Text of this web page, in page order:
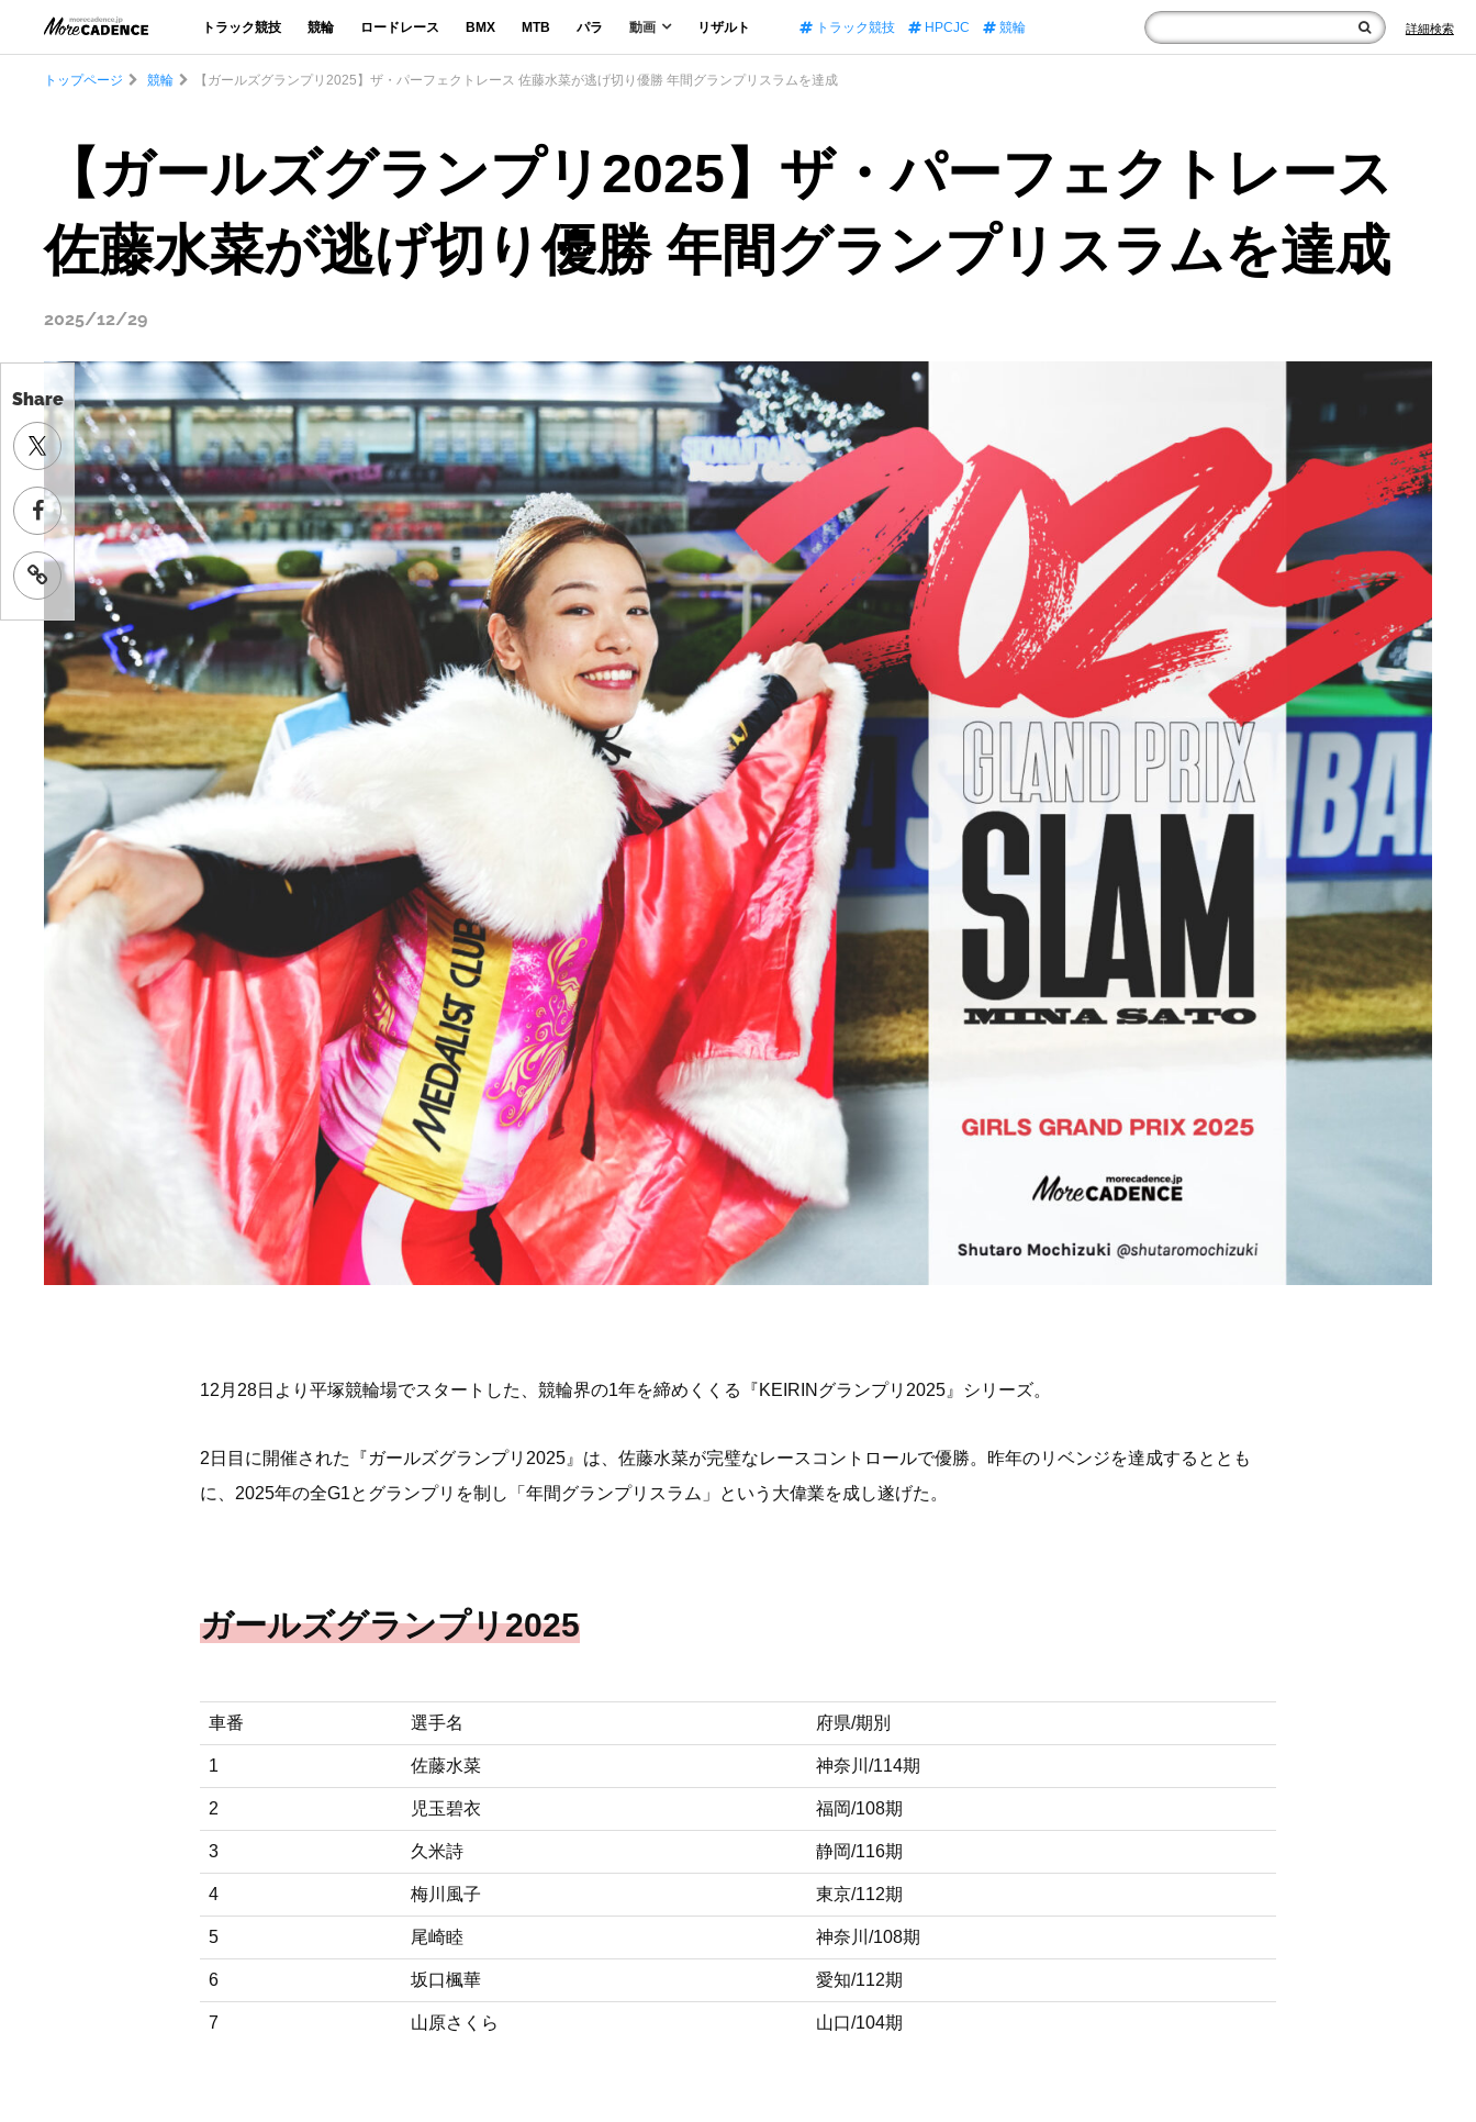
トラック競技 競輪 ロードレース BMX MTB パラ 動画 リザルト トラック競技 HPCJC 競輪 詳細検索
Share
トップページ 競輪 【ガールズグランプリ2025】ザ・パーフェクトレース 佐藤水菜が逃げ切り優勝 年間グランプリスラムを達成
【ガールズグランプリ2025】ザ・パーフェクトレース
佐藤水菜が逃げ切り優勝 年間グランプリスラムを達成
2025/12/29
12月28日より平塚競輪場でスタートした、競輪界の1年を締めくくる『KEIRINグランプリ2025』シリーズ。
2日目に開催された『ガールズグランプリ2025』は、佐藤水菜が完璧なレースコントロールで優勝。昨年のリベンジを達成するととも
に、2025年の全G1とグランプリを制し「年間グランプリスラム」という大偉業を成し遂げた。
ガールズグランプリ2025
車番 選手名 府県/期別
1 佐藤水菜 神奈川/114期
2 児玉碧衣 福岡/108期
3 久米詩 静岡/116期
4 梅川風子 東京/112期
5 尾崎睦 神奈川/108期
6 坂口楓華 愛知/112期
7 山原さくら 山口/104期